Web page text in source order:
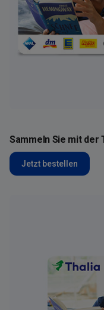
Sammeln Sie mit der
Jetzt bestellen